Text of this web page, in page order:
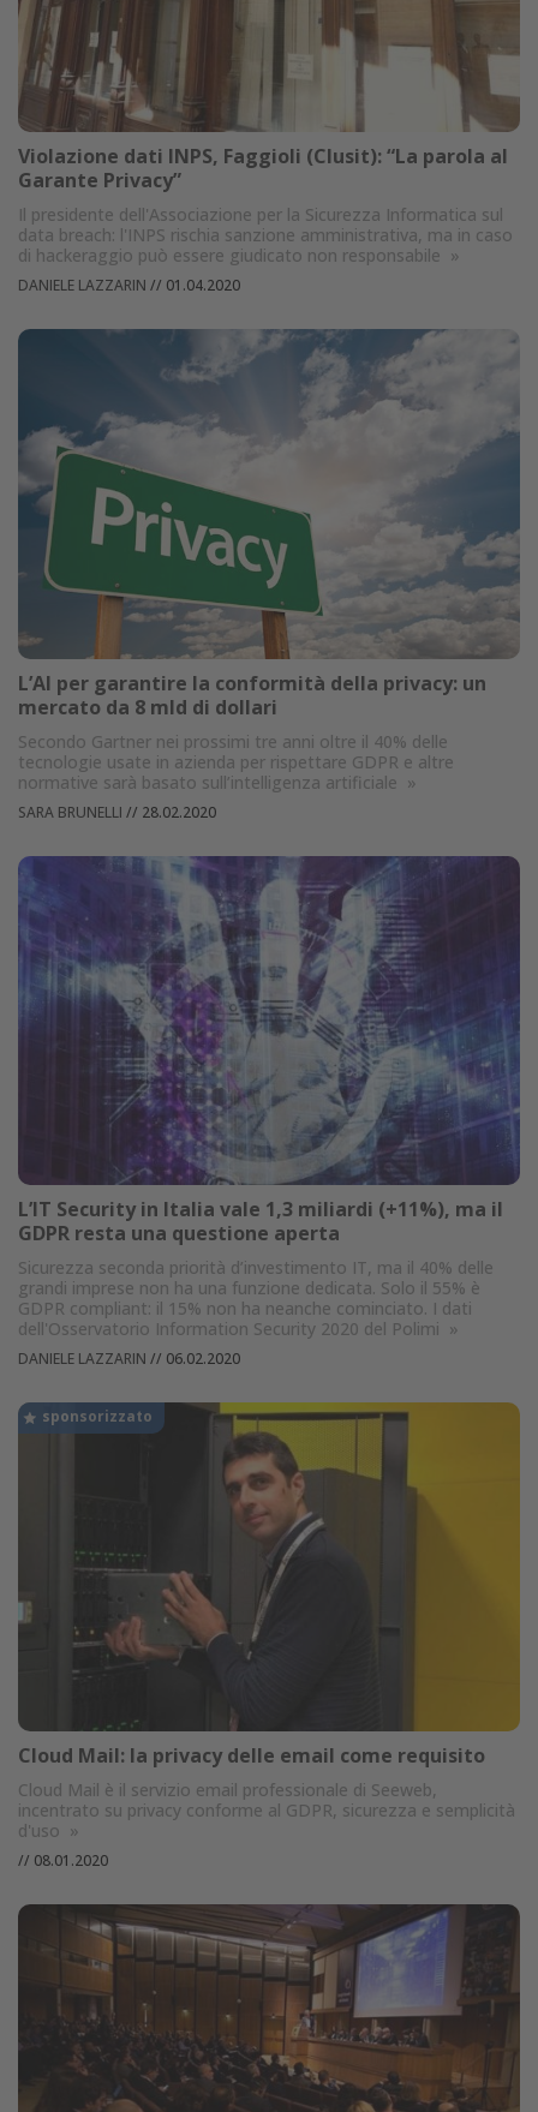
Violazione dati INPS, Faggioli (Clusit): “La parola al
Garante Privacy”
Il presidente dell'Associazione per la Sicurezza Informatica sul
data breach: l'INPS rischia sanzione amministrativa, ma in caso
di hackeraggio può essere giudicato non responsabile »
DANIELE LAZZARIN // 01.04.2020
L’AI per garantire la conformità della privacy: un
mercato da 8 mld di dollari
Secondo Gartner nei prossimi tre anni oltre il 40% delle
tecnologie usate in azienda per rispettare GDPR e altre
normative sarà basato sull’intelligenza artificiale »
SARA BRUNELLI // 28.02.2020
L’IT Security in Italia vale 1,3 miliardi (+11%), ma il
GDPR resta una questione aperta
Sicurezza seconda priorità d’investimento IT, ma il 40% delle
grandi imprese non ha una funzione dedicata. Solo il 55% è
GDPR compliant: il 15% non ha neanche cominciato. I dati
dell'Osservatorio Information Security 2020 del Polimi »
DANIELE LAZZARIN // 06.02.2020
Cloud Mail: la privacy delle email come requisito
Cloud Mail è il servizio email professionale di Seeweb,
incentrato su privacy conforme al GDPR, sicurezza e semplicità
d'uso »
// 08.01.2020